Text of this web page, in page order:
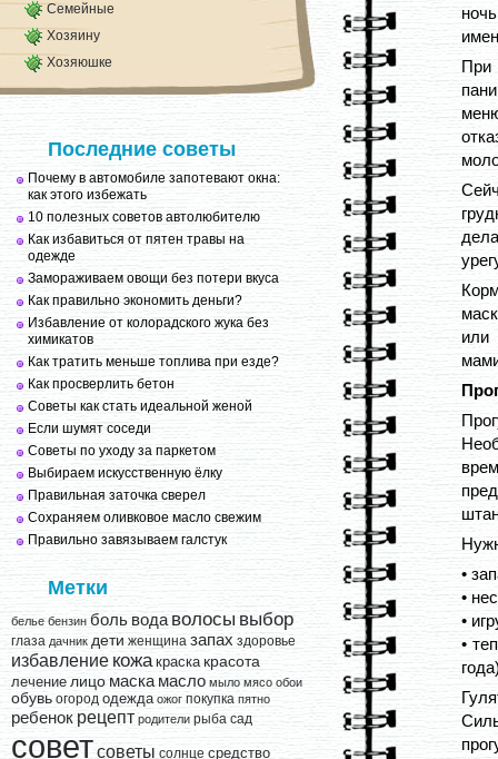
Семейные
Хозяину
Хозяюшке
Последние советы
Почему в автомобиле запотевают окна:
как этого избежать
10 полезных советов автолюбителю
Как избавиться от пятен травы на
одежде
Замораживаем овощи без потери вкуса
Как правильно экономить деньги?
Избавление от колорадского жука без
химикатов
Как тратить меньше топлива при езде?
Как просверлить бетон
Советы как стать идеальной женой
Если шумят соседи
Советы по уходу за паркетом
Выбираем искусственную ёлку
Правильная заточка сверел
Сохраняем оливковое масло свежим
Правильно завязываем галстук
Метки
белье бензин боль вода волосы выбор
глаза дачник дети женщина запах здоровье
избавление кожа краска красота
лечение лицо маска масло мыло мясо обои
обувь огород одежда ожог покупка пятно
ребенок рецепт родители рыба сад
советсоветы солнце средство
При
или
•
•
•
•